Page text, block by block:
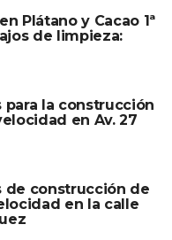
Plátano y Cacao 1ª
de limpieza:
para la construcción
en Av. 27
de construcción de
en la calle